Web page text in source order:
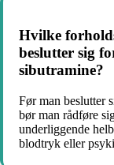
Hvilke
beslutter sig
sibutramine?
Før man beslutter
bør man rådføre
underliggende
blodtryk eller